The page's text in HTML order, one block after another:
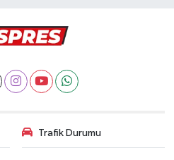
Trafik Durumu